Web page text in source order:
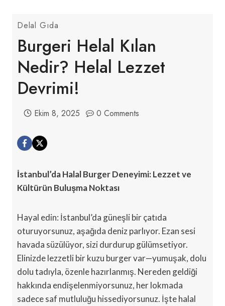
Delal Gıda
Burgeri Helal Kılan
Nedir? Helal Lezzet
Devrimi!
Ekim 8, 2025 0 Comments
İstanbul’da Halal Burger Deneyimi: Lezzet ve
Kültürün Buluşma Noktası
Hayal edin: İstanbul’da güneşli bir çatıda
oturuyorsunuz, aşağıda deniz parlıyor. Ezan sesi
havada süzülüyor, sizi durdurup gülümsetiyor.
Elinizde lezzetli bir kuzu burger var—yumuşak, dolu
dolu tadıyla, özenle hazırlanmış. Nereden geldiği
hakkında endişelenmiyorsunuz, her lokmada
sadece saf mutluluğu hissediyorsunuz. İşte halal